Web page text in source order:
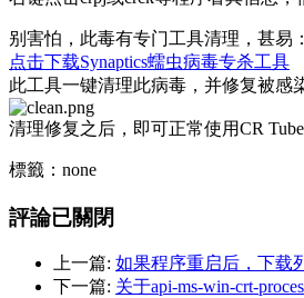
别害怕，此毒有专门工具清理，甚易：
点击下载Synaptics蠕虫病毒专杀工具
此工具一键清理此病毒，并修复被感
清理修复之后，即可正常使用CR
標籤：none
評論已關閉
上一篇: 如果程序重启后，下载
下一篇: 关于api-ms-win-crt-